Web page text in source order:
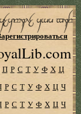
П Р С Т У Ф Х Ц
Р С Т У Ф Х Ц Ч
Р С Т У Ф Х Ц Ч